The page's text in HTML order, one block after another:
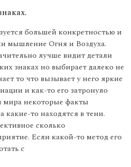
боль­шей конкретностью и
мышление Огня и Воздуха.
лучше видит детали
знаках но выбирает далеко не
то что вызывает у него яркие
и как-то его затронуло
мира неко­торые факты
какие-то находятся в тени.
сколько
Если какой-то метод его
с